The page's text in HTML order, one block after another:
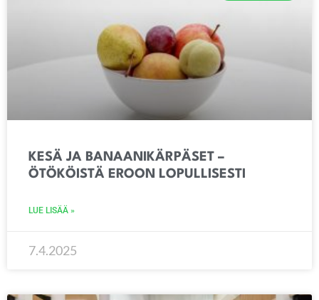
KESÄ JA BANAANIKÄRPÄSET –
ÖTÖKÖISTÄ EROON LOPULLISESTI
LUE LISÄÄ »
7.4.2025